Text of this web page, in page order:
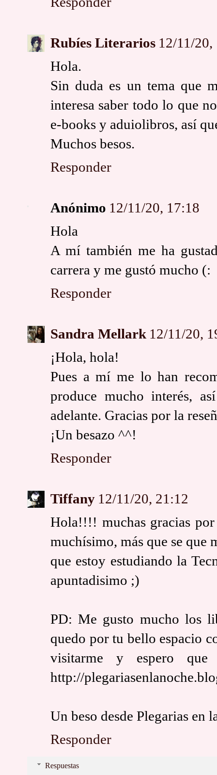
Rubíes Literarios 12/11/20,
Hola.
Sin duda es un tema que
interesa saber todo lo que
e-books y aduiolibros, así
Muchos besos.
Responder
Anónimo 12/11/20, 17:18
Hola
A mí también me ha
carrera y me gustó mucho (:
Responder
Sandra Mellark 12/11/20,
¡Hola, hola!
Pues a mí me lo han
produce mucho interés,
adelante. Gracias por la
¡Un besazo ^^!
Responder
Tiffany 12/11/20, 21:12
Hola!!!! muchas gracias
muchísimo, más que se que
que estoy estudiando la
apuntadisimo ;)
PD: Me gusto mucho los
quedo por tu bello espacio
visitarme y espero
http://
Un beso desde Plegarias en
Responder
Respuestas